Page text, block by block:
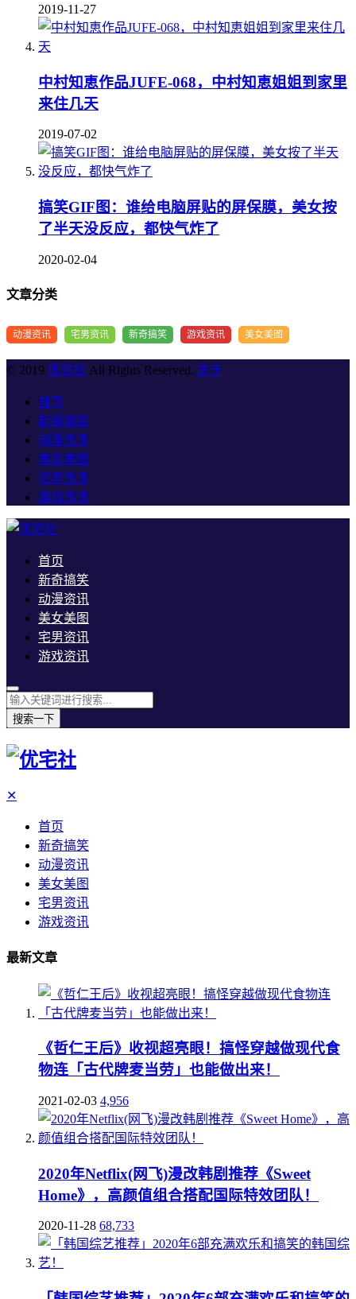
2019-11-27
中村知恵作品JUFE-068，中村知恵姐姐到家里
来住几天
2019-07-02
搞笑GIF图：谁给电脑屏贴的屏保膜，美女按
了半天没反应，都快气炸了
2020-02-04
文章分类
动漫资讯 宅男资讯 新奇搞笑 游戏资讯 美女美图
© 2019 优宅社 All Rights Reserved. 关于
首页
新奇搞笑
动漫资讯
美女美图
宅男资讯
游戏资讯
首页
新奇搞笑
动漫资讯
美女美图
宅男资讯
游戏资讯
搜索一下
✕
首页
新奇搞笑
动漫资讯
美女美图
宅男资讯
游戏资讯
最新文章
《哲仁王后》收视超亮眼！搞怪穿越做现代食
物连「古代牌麦当劳」也能做出来！
2021-02-03 4,956
2020年Netflix(网飞)漫改韩剧推荐《Sweet
Home》，高颜值组合搭配国际特效团队！
2020-11-28 68,733